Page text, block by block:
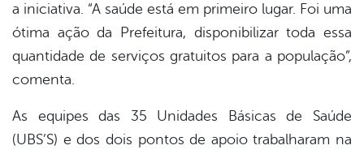
a iniciativa. “A saúde está em primeiro lugar. Foi uma
ótima ação da Prefeitura, disponibilizar toda essa
quantidade de serviços gratuitos para a população”,
comenta.
As equipes das 35 Unidades Básicas de Saúde
(UBS’S) e dos dois pontos de apoio trabalharam na